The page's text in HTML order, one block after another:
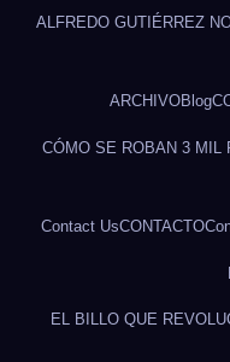
ALFREDO GUTIÉRREZ
ARCHIVOBlog
CÓMO SE ROBAN 3 MIL
Contact UsCONTACTO
EL BILLO QUE